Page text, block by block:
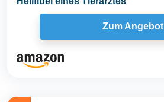
Zum Angebot